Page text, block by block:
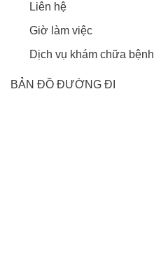
Liên hệ
Giờ làm việc
Dịch vụ khám chữa bệnh
BẢN ĐỒ ĐƯỜNG ĐI